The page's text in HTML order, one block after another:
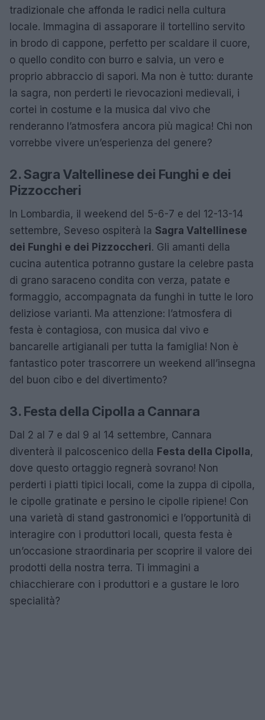
tradizionale che affonda le radici nella cultura
locale. Immagina di assaporare il tortellino servito
in brodo di cappone, perfetto per scaldare il cuore,
o quello condito con burro e salvia, un vero e
proprio abbraccio di sapori. Ma non è tutto: durante
la sagra, non perderti le rievocazioni medievali, i
cortei in costume e la musica dal vivo che
renderanno l’atmosfera ancora più magica! Chi non
vorrebbe vivere un’esperienza del genere?
2. Sagra Valtellinese dei Funghi e dei
Pizzoccheri
In Lombardia, il weekend del 5-6-7 e del 12-13-14
settembre, Seveso ospiterà la Sagra Valtellinese
dei Funghi e dei Pizzoccheri. Gli amanti della
cucina autentica potranno gustare la celebre pasta
di grano saraceno condita con verza, patate e
formaggio, accompagnata da funghi in tutte le loro
deliziose varianti. Ma attenzione: l’atmosfera di
festa è contagiosa, con musica dal vivo e
bancarelle artigianali per tutta la famiglia! Non è
fantastico poter trascorrere un weekend all’insegna
del buon cibo e del divertimento?
3. Festa della Cipolla a Cannara
Dal 2 al 7 e dal 9 al 14 settembre, Cannara
diventerà il palcoscenico della Festa della Cipolla,
dove questo ortaggio regnerà sovrano! Non
perderti i piatti tipici locali, come la zuppa di cipolla,
le cipolle gratinate e persino le cipolle ripiene! Con
una varietà di stand gastronomici e l’opportunità di
interagire con i produttori locali, questa festa è
un’occasione straordinaria per scoprire il valore dei
prodotti della nostra terra. Ti immagini a
chiacchierare con i produttori e a gustare le loro
specialità?